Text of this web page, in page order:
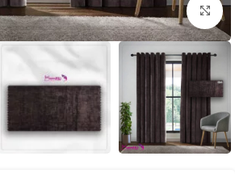
بزرگنمایی تصویر